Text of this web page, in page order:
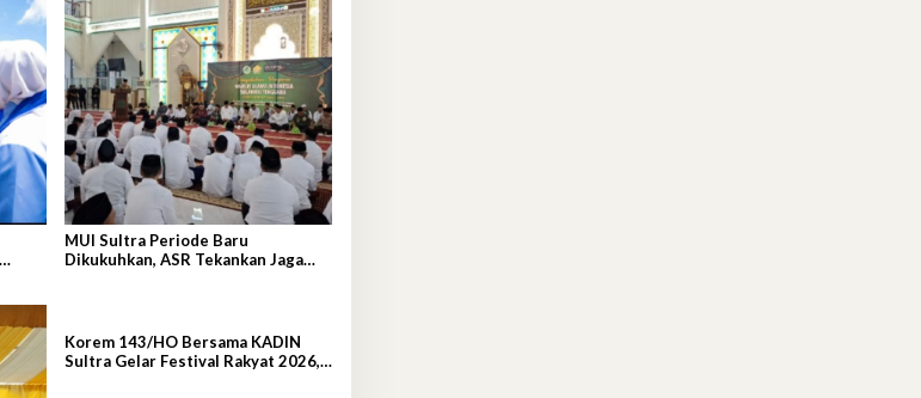
MUI Sultra Periode Baru
Dikukuhkan, ASR Tekankan Jaga
Korem 143/HO Bersama KADIN
Sultra Gelar Festival Rakyat 2026,